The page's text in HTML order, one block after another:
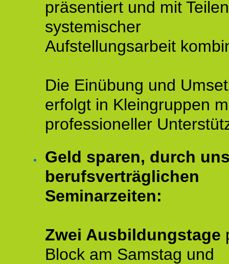
präsentiert und mit Teilen
systemischer
Aufstellungsarbeit
Die Einübung und
erfolgt in Kleingruppen
professioneller
Geld sparen, durch
berufsverträglichen
Seminarzeiten:
Zwei Ausbildungstage
Block am Samstag und